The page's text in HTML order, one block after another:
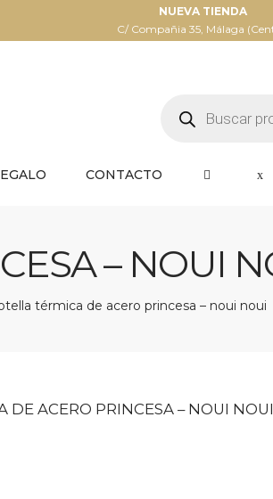
NUEVA TIENDA
C/ Compañia 35, Málaga
productos
CONTACTO
– NOUI
térmica de acero princesa – noui noui
DE ACERO PRINCESA – NOUI NOUI